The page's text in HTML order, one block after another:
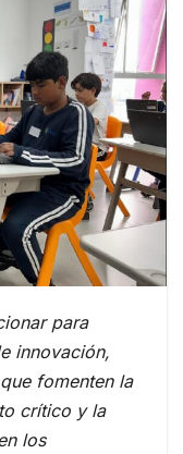
para
innovación,
fomenten la
crítico y la
los